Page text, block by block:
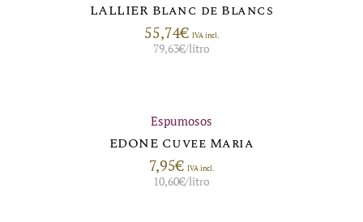
LALLIER Blanc de Blancs
55,74€ IVA incl.
79,63€/litro
Espumosos
EDONE Cuvee Maria
7,95€ IVA incl.
10,60€/litro